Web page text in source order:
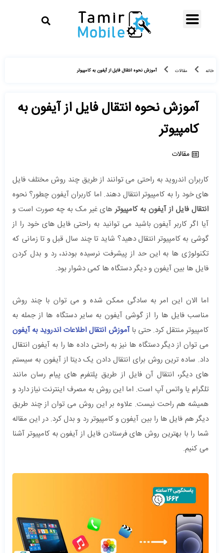
خانه مقالات آموزش نحوه انتقال فایل از آیفون به کامپیوتر
آموزش نحوه انتقال فایل از آیفون به
کامپیوتر
مقالات
کاربران اندروید به راحتی می توانند از طریق چند روش مختلف فایل
های خود را به کامپیوتر انتقال دهند. اما کاربران آیفون چطور؟ نحوه
انتقال فایل از آیفون به کامپیوتر های غیر مک به چه صورت است و
آیا اگر کاربر آیفون باشید می توانید به راحتی فایل های خود را از
گوشی به کامپیوتر انتقال دهید؟ شاید تا چند سال قبل و تا زمانی که
تکنولوژی ها به این حد از پیشرفت نرسیده بودند، رد و بدل کردن
فایل ها بین آیفون و دیگر دستگاه ها کمی دشوار بود.
اما الان این امر به سادگی ممکن شده و می توان با چند روش
مناسب فایل ها را از گوشی آیفون به سایر دستگاه ها از جمله به
کامپیوتر منتقل کرد. حتی باآموزش انتقال اطلاعات اندروید به آیفون
می توان از دیگر دستگاه ها نیز به راحتی داده ها را به آیفون انتقال
داد. ساده ترین روش برای انتقال دادن یک دیتا از آیفون به سیستم
های دیگر، انتقال آن فایل از طریق پلتفرم های پیام رسان مانند
تلگرام یا واتس آپ است. اما این روش به مصرف اینترنت نیاز دارد و
همیشه هم راحت نیست. علاوه بر این روش می توان از چند طریق
دیگر هم فایل ها را بین آیفون و کامپیوتر رد و بدل کرد. در این مقاله
شما را با بهترین روش های فرستادن فایل از آیفون به کامپیوتر آشنا
می کنیم.